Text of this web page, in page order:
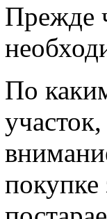
Прежде
По
покупке